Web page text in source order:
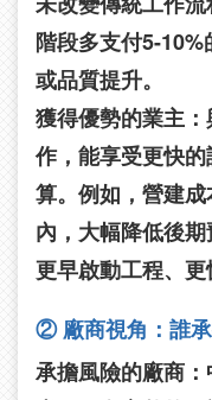
階段多支付5-
或品質提升。
獲得優勢的業主：
作，能享受更快
算。例如，營建
內，大幅降低後
更早啟動工程、更
② 廠商視角：誰
承擔風險的廠商：